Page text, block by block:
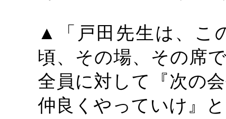
▲「戸田先生は、こ
頃、その場、その席
全員に対して『次の
仲良くやっていけ』